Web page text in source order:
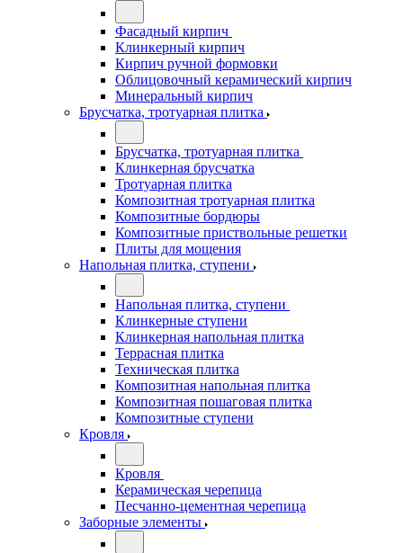
Фасадный кирпич
Клинкерный кирпич
Кирпич ручной формовки
Облицовочный керамический кирпич
Минеральный кирпич
Брусчатка, тротуарная плитка
Брусчатка, тротуарная плитка
Клинкерная брусчатка
Тротуарная плитка
Композитная тротуарная плитка
Композитные бордюры
Композитные приствольные решетки
Плиты для мощения
Напольная плитка, ступени
Напольная плитка, ступени
Клинкерные ступени
Клинкерная напольная плитка
Террасная плитка
Техническая плитка
Композитная напольная плитка
Композитная пошаговая плитка
Композитные ступени
Кровля
Кровля
Керамическая черепица
Песчанно-цементная черепица
Заборные элементы